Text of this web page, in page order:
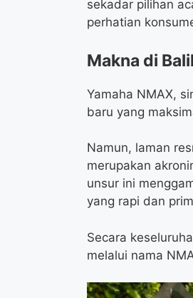
sekadar pilihan
perhatian
Makna di
Yamaha NMAX,
baru yang
Namun, laman
merupakan
unsur ini
yang rapi dan
Secara
melalui nama